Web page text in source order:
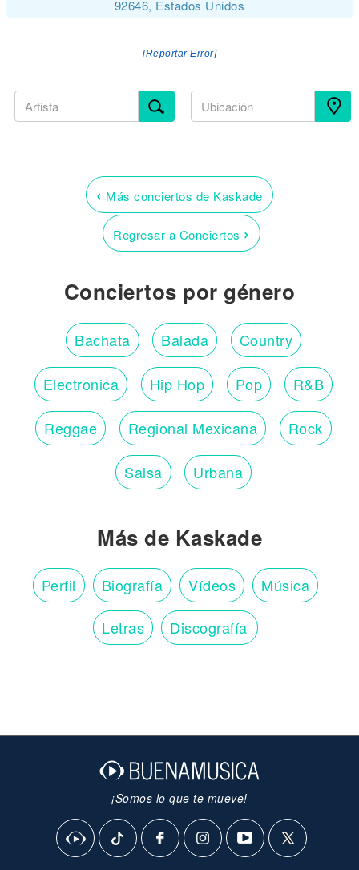
92646, Estados Unidos
[Reportar Error]
‹ Más conciertos de Kaskade
Regresar a Conciertos ›
Conciertos por género
Bachata Balada Country
Electronica Hip Hop Pop R&B
Reggae Regional Mexicana Rock
Salsa Urbana
Más de Kaskade
Perfil Biografía Vídeos Música
Letras Discografía
¡Somos lo que te mueve!